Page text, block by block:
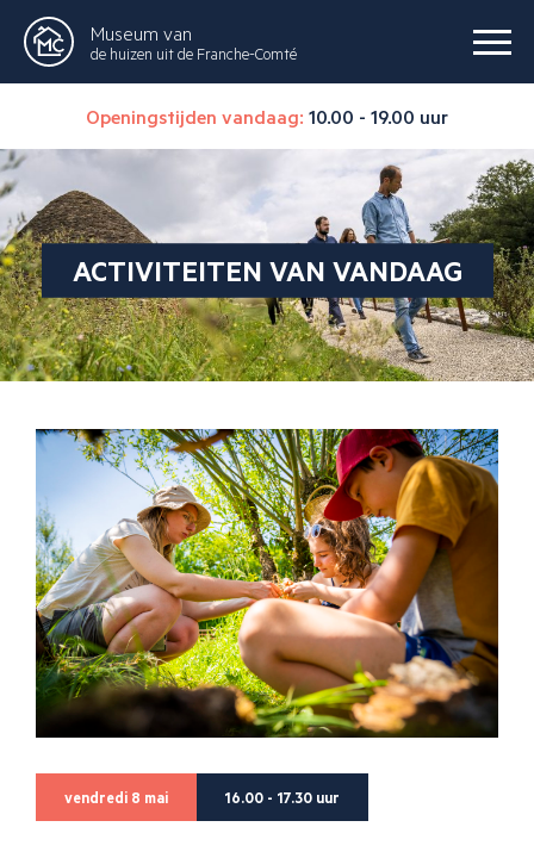
Museum van
de huizen uit de Franche-Comté
Openingstijden vandaag: 10.00 - 19.00 uur
ACTIVITEITEN VAN VANDAAG
vendredi 8 mai 16.00 - 17.30 uur